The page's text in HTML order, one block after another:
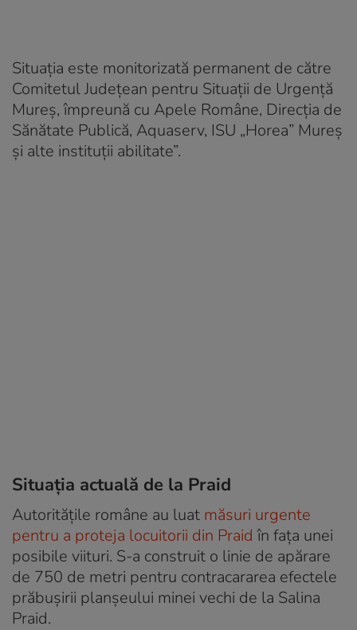
Situația este monitorizată permanent de către
Comitetul Județean pentru Situații de Urgență
Mureș, împreună cu Apele Române, Direcția de
Sănătate Publică, Aquaserv, ISU „Horea” Mureș
și alte instituții abilitate”.
Situația actuală de la Praid
Autorităţile române au luat măsuri urgente
pentru a proteja locuitorii din Praid în faţa unei
posibile viituri. S-a construit o linie de apărare
de 750 de metri pentru contracararea efectele
prăbuşirii planşeului minei vechi de la Salina
Praid.